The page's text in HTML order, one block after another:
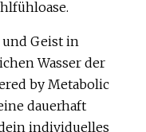
und Geist in
Wasser der
by Metabolic
dauerhaft
individuelles